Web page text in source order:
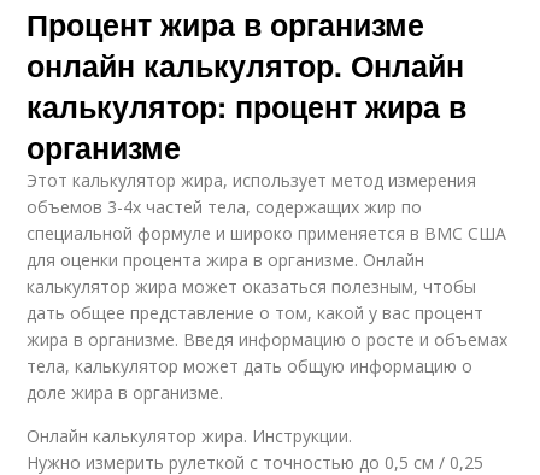
Процент жира в организме
онлайн калькулятор. Онлайн
калькулятор: процент жира в
организме
Этот калькулятор жира, использует метод измерения
объемов 3-4х частей тела, содержащих жир по
специальной формуле и широко применяется в ВМС США
для оценки процента жира в организме. Онлайн
калькулятор жира может оказаться полезным, чтобы
дать общее представление о том, какой у вас процент
жира в организме. Введя информацию о росте и объемах
тела, калькулятор может дать общую информацию о
доле жира в организме.
Онлайн калькулятор жира. Инструкции.
Нужно измерить рулеткой с точностью до 0,5 см / 0,25